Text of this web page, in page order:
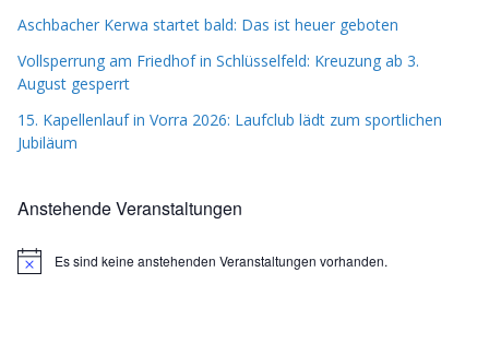
Aschbacher Kerwa startet bald: Das ist heuer geboten
Vollsperrung am Friedhof in Schlüsselfeld: Kreuzung ab 3.
August gesperrt
15. Kapellenlauf in Vorra 2026: Laufclub lädt zum sportlichen
Jubiläum
Anstehende Veranstaltungen
H
Es sind keine anstehenden Veranstaltungen vorhanden.